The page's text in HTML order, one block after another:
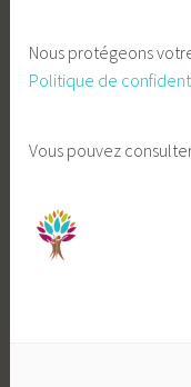
Nous protégeons
Politique de
Vous pouvez